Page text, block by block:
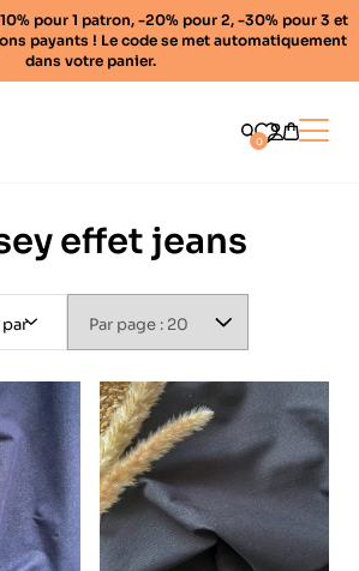
pour 1 patron, -20% pour 2, -30% pour 3 et
payants ! Le code se met automatiquement
dans votre panier.
0
effet jeans